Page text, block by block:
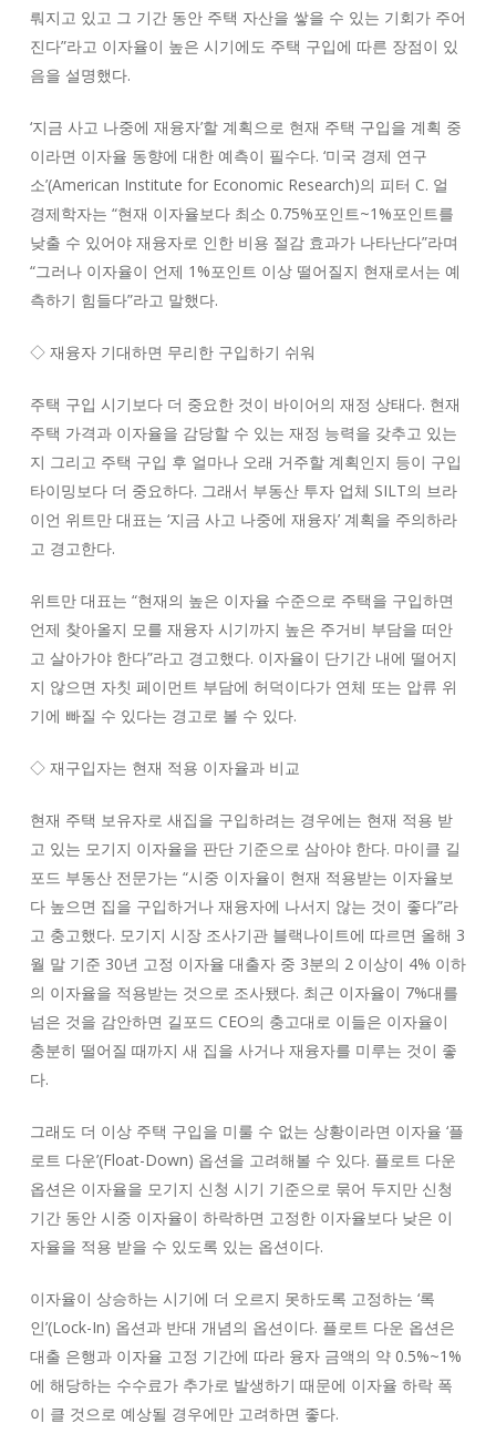
뤄지고 있고 그 기간 동안 주택 자산을 쌓을 수 있는 기회가 주어
진다”라고 이자율이 높은 시기에도 주택 구입에 따른 장점이 있
음을 설명했다.
‘지금 사고 나중에 재융자’할 계획으로 현재 주택 구입을 계획 중
이라면 이자율 동향에 대한 예측이 필수다. ‘미국 경제 연구
소’(American Institute for Economic Research)의 피터 C. 얼
경제학자는 “현재 이자율보다 최소 0.75%포인트~1%포인트를
낮출 수 있어야 재융자로 인한 비용 절감 효과가 나타난다”라며
“그러나 이자율이 언제 1%포인트 이상 떨어질지 현재로서는 예
측하기 힘들다”라고 말했다.
◇ 재융자 기대하면 무리한 구입하기 쉬워
주택 구입 시기보다 더 중요한 것이 바이어의 재정 상태다. 현재
주택 가격과 이자율을 감당할 수 있는 재정 능력을 갖추고 있는
지 그리고 주택 구입 후 얼마나 오래 거주할 계획인지 등이 구입
타이밍보다 더 중요하다. 그래서 부동산 투자 업체 SILT의 브라
이언 위트만 대표는 ‘지금 사고 나중에 재융자’ 계획을 주의하라
고 경고한다.
위트만 대표는 “현재의 높은 이자율 수준으로 주택을 구입하면
언제 찾아올지 모를 재융자 시기까지 높은 주거비 부담을 떠안
고 살아가야 한다”라고 경고했다. 이자율이 단기간 내에 떨어지
지 않으면 자칫 페이먼트 부담에 허덕이다가 연체 또는 압류 위
기에 빠질 수 있다는 경고로 볼 수 있다.
◇ 재구입자는 현재 적용 이자율과 비교
현재 주택 보유자로 새집을 구입하려는 경우에는 현재 적용 받
고 있는 모기지 이자율을 판단 기준으로 삼아야 한다. 마이클 길
포드 부동산 전문가는 “시중 이자율이 현재 적용받는 이자율보
다 높으면 집을 구입하거나 재융자에 나서지 않는 것이 좋다”라
고 충고했다. 모기지 시장 조사기관 블랙나이트에 따르면 올해 3
월 말 기준 30년 고정 이자율 대출자 중 3분의 2 이상이 4% 이하
의 이자율을 적용받는 것으로 조사됐다. 최근 이자율이 7%대를
넘은 것을 감안하면 길포드 CEO의 충고대로 이들은 이자율이
충분히 떨어질 때까지 새 집을 사거나 재융자를 미루는 것이 좋
다.
그래도 더 이상 주택 구입을 미룰 수 없는 상황이라면 이자율 ‘플
로트 다운’(Float-Down) 옵션을 고려해볼 수 있다. 플로트 다운
옵션은 이자율을 모기지 신청 시기 기준으로 묶어 두지만 신청
기간 동안 시중 이자율이 하락하면 고정한 이자율보다 낮은 이
자율을 적용 받을 수 있도록 있는 옵션이다.
이자율이 상승하는 시기에 더 오르지 못하도록 고정하는 ‘록
인’(Lock-In) 옵션과 반대 개념의 옵션이다. 플로트 다운 옵션은
대출 은행과 이자율 고정 기간에 따라 융자 금액의 약 0.5%~1%
에 해당하는 수수료가 추가로 발생하기 때문에 이자율 하락 폭
이 클 것으로 예상될 경우에만 고려하면 좋다.